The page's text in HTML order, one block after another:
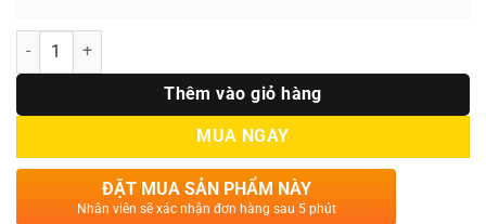
Số lượng
Thêm vào giỏ hàng
MUA NGAY
ĐẶT MUA SẢN PHẨM NÀY
Nhân viên sẽ xác nhận đơn hàng sau 5 phút